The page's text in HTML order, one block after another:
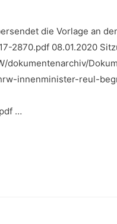
die Vorlage an
2870.pdf 08.01.2020
dokumentenarchiv/
innenminister-reul-
…